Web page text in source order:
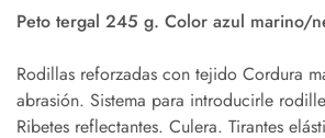
Peto tergal 245 g. Color azul marino/
Rodillas reforzadas con tejido Cordura
abrasión. Sistema para introducirle
Ribetes reflectantes. Culera. Tirantes